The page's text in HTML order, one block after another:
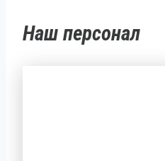
Наш персонал